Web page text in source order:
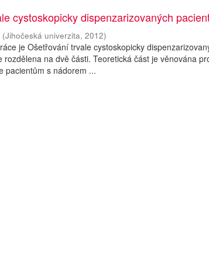
cystoskopicky dispenzarizovaných
(Jihočeská univerzita,2012)
je Ošetřování trvale cystoskopicky
rozdělena na dvě části. Teoretická část je věnována
pacientům s nádorem ...